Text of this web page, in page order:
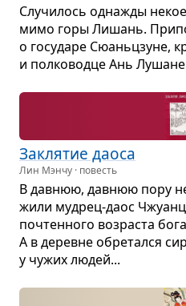
Слу­чи­лось одна­жды
мимо горы Лишань.
о госу­даре Сюаньц­зуне,
и пол­ко­водце Ань
Закля­тие даоса
Лин Мэнчу · повесть
В дав­нюю, дав­нюю пору
жили муд­рец-даос
почтен­ного воз­раста
А в деревне обре­тался
у чужих людей...